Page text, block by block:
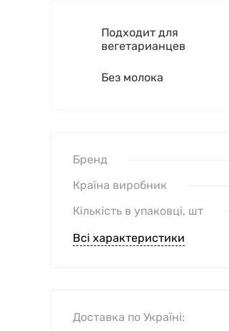
Подходит для
вегетарианцев
Без молока
Доставка по Україні:
Бренд
Країна виробник
Кількість в упаковці, шт
Всі характеристики